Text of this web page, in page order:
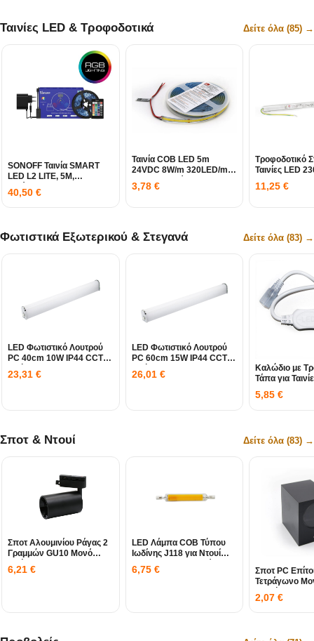
Ταινίες LED & Τροφοδοτικά Δείτε όλα (85) →
SONOFF Ταινία SMART
LED L2 LITE, 5M,
Αδιάβροχη IP65
40,50 €
Ταινία COB LED 5m
24VDC 8W/m 320LED/m
3,78 €
Τροφοδοτικό
Ταινίες LED
11,25€
Φωτιστικά Εξωτερικού & Στεγανά Δείτε όλα (83) →
LED Φωτιστικό Λουτρού
PC 40cm 10W IP44 CCT
Χρώμιο
23,31 €
LED Φωτιστικό Λουτρού
PC 60cm 15W IP44 CCT
Χρώμιο
26,01 €
Καλώδιο με
Τάπα για
10W-15W IP65
5,85€
Σποτ & Ντουί Δείτε όλα (83) →
Σποτ Αλουμινίου Ράγας 2
Γραμμών GU10 Μονό
6,21 €
LED Λάμπα COB Τύπου
Ιωδίνης J118 για Ντουί
4000K
6,75 €
Σποτ PC
Τετράγωνο
Κατεύθυνσης
Γραφίτης
2,07€